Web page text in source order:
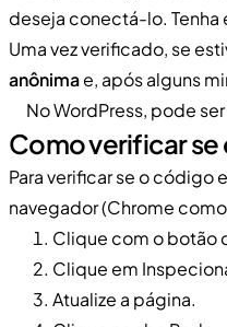
deseja conectá-lo.
Uma vez verificado, se
anônimae, após alguns
No WordPress, pode
Como verificar
Para verificar se o código
navegador (Chrome
Clique com o botão
Clique em
Atualize a página.